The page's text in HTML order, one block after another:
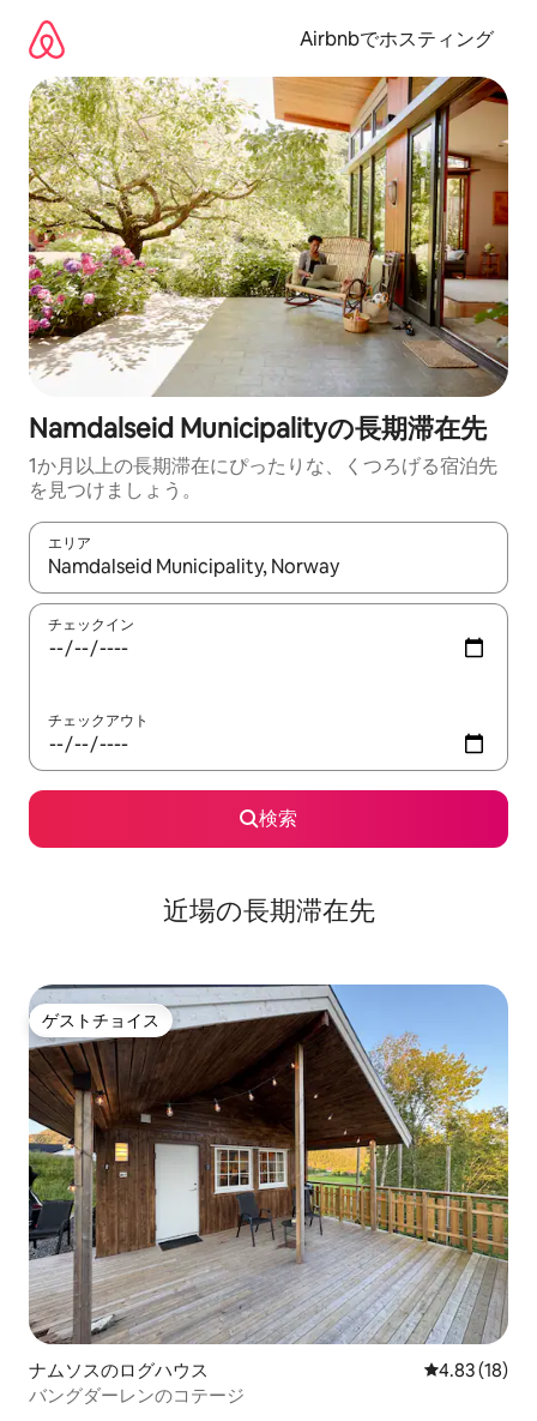
Airbnbでホスティング
Namdalseid Municipalityの長期滞在先
1か月以上の長期滞在にぴったりな、くつろげる宿泊先
を見つけましょう。
エリア
検索結果が表示されたら、上下の矢印キーを使って移動するか
チェックイン
チェックアウト
検索
近場の長期滞在先
ゲストチョイス
ゲストチョイス
ナムソスのログハウス レビュー18
4.83 (18)
バングダーレンのコテージ